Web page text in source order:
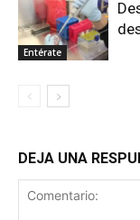
Entérate
DEJA UNA